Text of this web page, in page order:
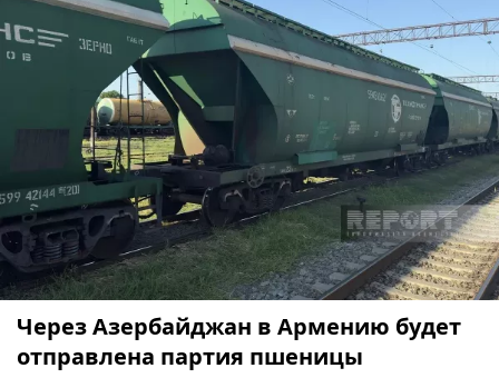
Через Азербайджан в Армению будет
отправлена партия пшеницы